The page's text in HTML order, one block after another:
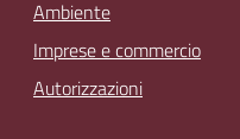
Ambiente
Imprese e commercio
Autorizzazioni